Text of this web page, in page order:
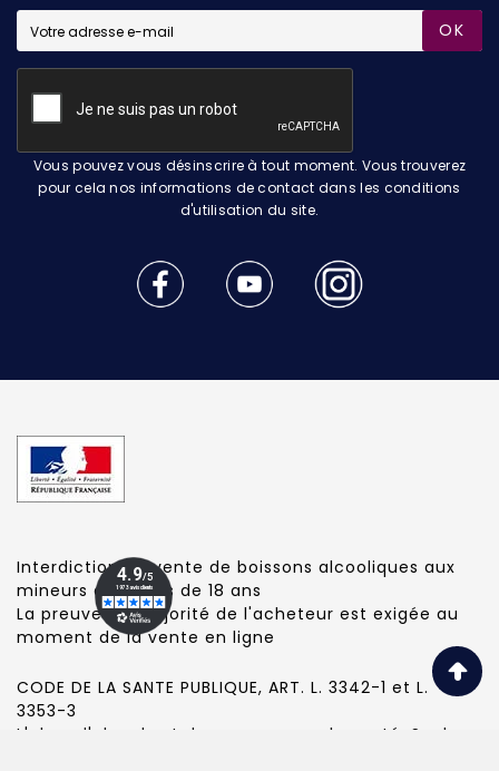
OK
Vous pouvez vous désinscrire à tout moment. Vous trouverez
pour cela nos informations de contact dans les conditions
d'utilisation du site.
Interdiction de vente de boissons alcooliques aux
mineurs de moins de 18 ans
La preuve de majorité de l'acheteur est exigée au
moment de la vente en ligne
CODE DE LA SANTE PUBLIQUE, ART. L. 3342-1 et L.
3353-3
L'abus d'alcool est dangereux pour la santé. Sachez